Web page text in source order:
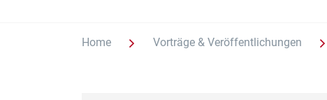
Home Vorträge & Veröffentlichungen